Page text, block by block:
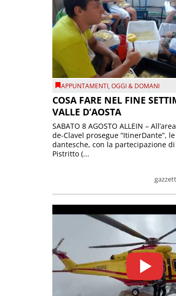
APPUNTAMENTI,OGGI & DOMANI
COSA FARE NEL FINE
VALLE D’AOSTA
SABATO 8 AGOSTO ALLEIN –
de-Clavel prosegue “ItinerDante”,
dantesche, con la partecipazione
Pistritto (...